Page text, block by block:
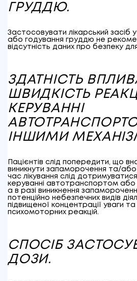
ГРУДДЮ.
Застосовувати лікарський засіб у
або годування груддю не
відсутність даних про безпеку для
ЗДАТНІСТЬ
ШВИДКІСТЬ
КЕРУВАННІ
ІНШИМИ
Пацієнтів слід попередити, що
виникнути запаморочення та/або
час лікування слід
керуванні автотранспортом або
а в разі виникнення
потенційно небезпечних видів
підвищеної концентрації уваги
психомоторних реакцій.
СПОСІБ
ДОЗИ.